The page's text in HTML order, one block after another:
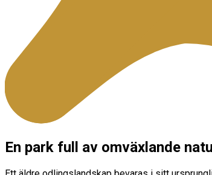
En park full av omväxlande